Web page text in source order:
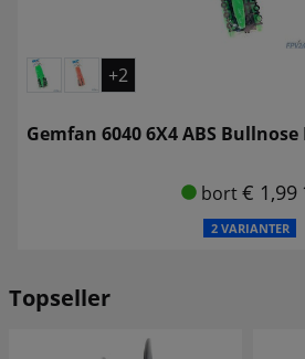
+2
Gemfan 6040 6X4 ABS
bort€ 1,99
2 VARIANTER
Topseller